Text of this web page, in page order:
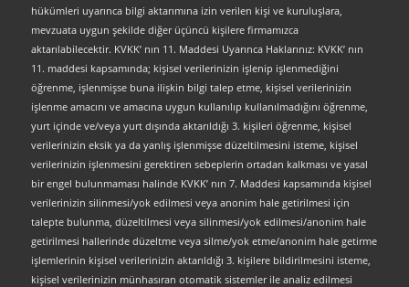
hükümleri uyarınca bilgi aktarımına izin verilen kişi ve kuruluşlara,
mevzuata uygun şekilde diğer üçüncü kişilere firmamızca
aktarılabilecektir. KVKK’ nın 11. Maddesi Uyarınca Haklarınız: KVKK’ nın
11. maddesi kapsamında; kişisel verilerinizin işlenip işlenmediğini
öğrenme, işlenmişse buna ilişkin bilgi talep etme, kişisel verilerinizin
işlenme amacını ve amacına uygun kullanılıp kullanılmadığını öğrenme,
yurt içinde ve/veya yurt dışında aktarıldığı 3. kişileri öğrenme, kişisel
verilerinizin eksik ya da yanlış işlenmişse düzeltilmesini isteme, kişisel
verilerinizin işlenmesini gerektiren sebeplerin ortadan kalkması ve yasal
bir engel bulunmaması halinde KVKK’ nın 7. Maddesi kapsamında kişisel
verilerinizin silinmesi/yok edilmesi veya anonim hale getirilmesi için
talepte bulunma, düzeltilmesi veya silinmesi/yok edilmesi/anonim hale
getirilmesi hallerinde düzeltme veya silme/yok etme/anonim hale getirme
işlemlerinin kişisel verilerinizin aktarıldığı 3. kişilere bildirilmesini isteme,
kişisel verilerinizin münhasıran otomatik sistemler ile analiz edilmesi